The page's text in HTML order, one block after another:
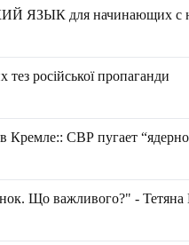
ЯЗЫК для начинающих с
тез російської пропаганди
Кремле:: СВР пугает
Що важливого?" - Тетяна